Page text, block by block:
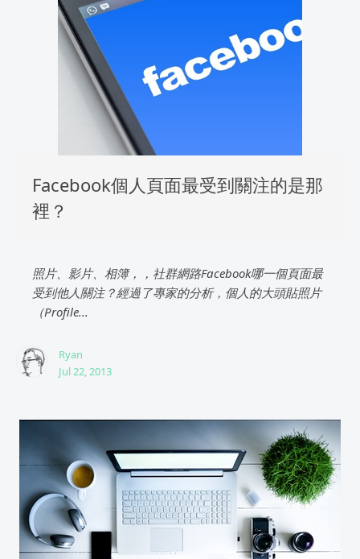
Facebook個人頁面最受到關注的是那
裡？
照片、影片、相簿，，社群網路Facebook哪一個頁面最
受到他人關注？經過了專家的分析，個人的大頭貼照片
（Profile...
Ryan
Jul 22, 2013